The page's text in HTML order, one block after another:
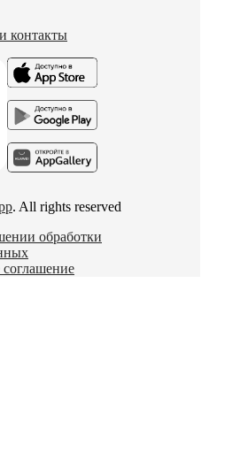
контакты
. All rights reserved
обработки
соглашение